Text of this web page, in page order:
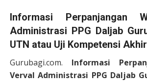
Informasi Perpanjangan
Administrasi PPG Daljab
UTN atau Uji Kompetensi
Gurubagi.com. Informasi
Verval Administrasi PPG Daljab